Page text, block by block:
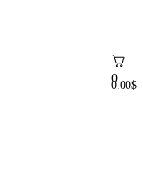
0
0.00$